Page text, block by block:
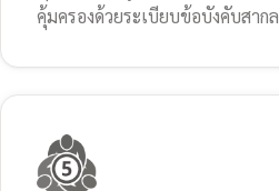
คุ้มครองด้วยระเบียบข้อบังคับสากล